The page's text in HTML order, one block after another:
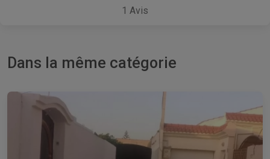
1 Avis
Dans la même catégorie